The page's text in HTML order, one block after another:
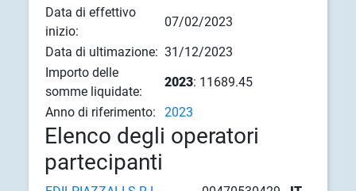
Data di effettivo
inizio:
07/02/2023
Data di ultimazione: 31/12/2023
Importo delle
somme liquidate:
2023: 11689.45
Anno di riferimento:
2023
Elenco degli operatori
partecipanti